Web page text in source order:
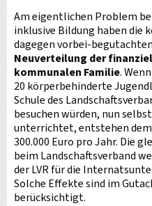
Am eigentlichen Problem
inklusive Bildung haben die
dagegen vorbei-
Neuverteilung der
kommunalen Familie.
20 körperbehinderte
Schule des
besuchen würden, nun
unterrichtet, entstehen
300.000 Euro pro Jahr. Die
beim Landschaftsverband
der LVR für die
Solche Effekte sind im
berücksichtigt.